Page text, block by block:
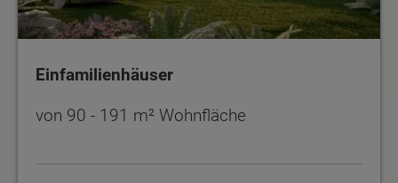
Einfamilienhäuser
von 90 - 191 m² Wohnfläche